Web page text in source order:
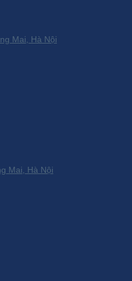
Mai, Hà Nội
Mai, Hà Nội